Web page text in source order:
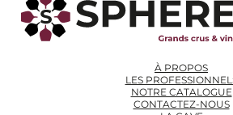
À PROPOS
LES
NOTRE CATALOGUE
CONTACTEZ-NOUS